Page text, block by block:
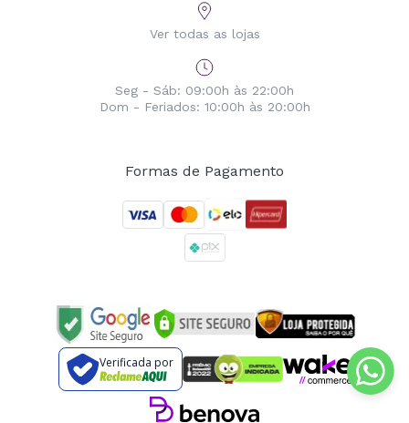
Ver todas as lojas
Seg - Sáb: 09:00h às 22:00h
Dom - Feriados: 10:00h às 20:00h
Formas de Pagamento
Verificada por